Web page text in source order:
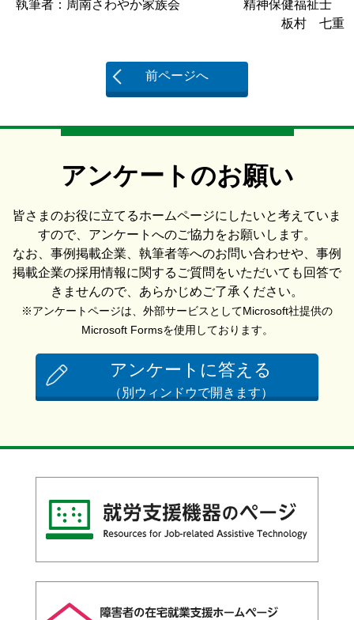
執筆者：周南さわやか家族会 精神保健福祉士
板村 七重
前ページへ
アンケートのお願い
皆さまのお役に立てるホームページにしたいと考えていま
すので、アンケートへのご協力をお願いします。
なお、事例掲載企業、執筆者等へのお問い合わせや、事例
掲載企業の採用情報に関するご質問をいただいても回答で
きませんので、あらかじめご了承ください。
※アンケートページは、外部サービスとしてMicrosoft社提供の
Microsoft Formsを使用しております。
アンケートに答える
（別ウィンドウで開きます）